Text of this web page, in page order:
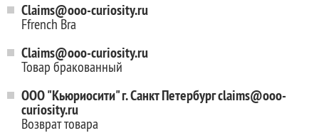
Claims@ooo-curiosity.ru
Ffrench Bra
Claims@ooo-curiosity.ru
Товар бракованный
ООО "Кьюриосити" г. Санкт Петербург claims@ooo-
curiosity.ru
Возврат товара